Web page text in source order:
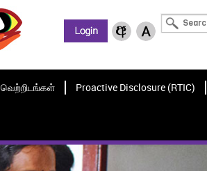
வெற்றிடங்கள் Proactive Disclosure (RTIC)